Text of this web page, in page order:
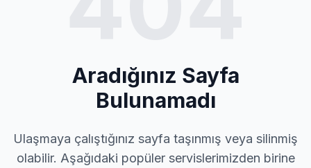
Aradığınız Sayfa
Bulunamadı
Ulaşmaya çalıştığınız sayfa taşınmış veya silinmiş
olabilir. Aşağıdaki popüler servislerimizden birine